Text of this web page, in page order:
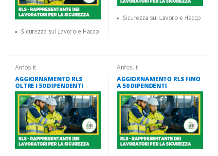
Sicurezza sul Lavoro e Haccp
Sicurezza sul Lavoro e Haccp
Anfos.it
AGGIORNAMENTO RLS
OLTRE I 50 DIPENDENTI
Anfos.it
AGGIORNAMENTO RLS FINO
A 50 DIPENDENTI